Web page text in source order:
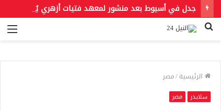
بحث
الرئيسية/مصر
سلايدر مصر